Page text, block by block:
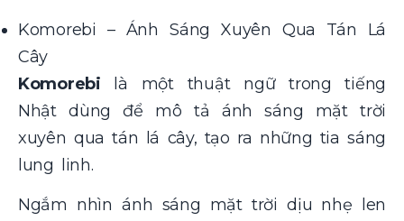
Komorebi – Ánh Sáng Xuyên Qua Tán Lá
Cây
Komorebi là một thuật ngữ trong tiếng
Nhật dùng để mô tả ánh sáng mặt trời
xuyên qua tán lá cây, tạo ra những tia sáng
lung linh.
Ngắm nhìn ánh sáng mặt trời dịu nhẹ len